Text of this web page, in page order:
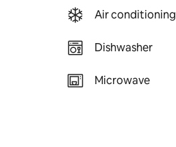
Air conditioning
Dishwasher
Microwave